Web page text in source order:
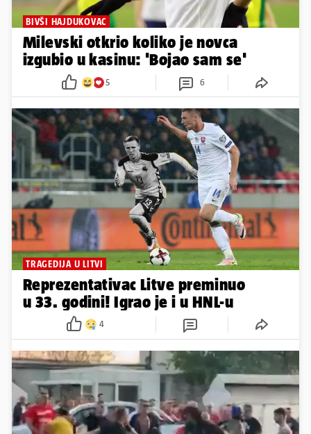
BIVŠI HAJDUKOVAC
Milevski otkrio koliko je novca
izgubio u kasinu: 'Bojao sam se'
5 6
TRAGEDIJA U LITVI
Reprezentativac Litve preminuo
u 33. godini! Igrao je i u HNL-u
4